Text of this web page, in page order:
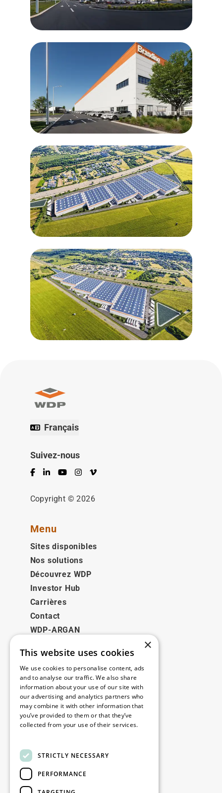
Français
Suivez-nous
Facebook
LinkedInYouTubeInstagram
Vimeo
Copyright © 2026
Menu
Sites disponibles
Nos solutions
Découvrez WDP
Investor Hub
Carrières
Contact
WDP-ARGAN
Juridique
Disclaimer
Politique de confidentialité
Cookie Policy
Contact
Restez informé
×
This website uses cookies
We use cookies to personalise content, ads
and to analyse our traffic. We also share
information about your use of our site with
our advertising and analytics partners who
may combine it with other information that
you’ve provided to them or that they’ve
collected from your use of their services.
STRICTLY NECESSARY
PERFORMANCE